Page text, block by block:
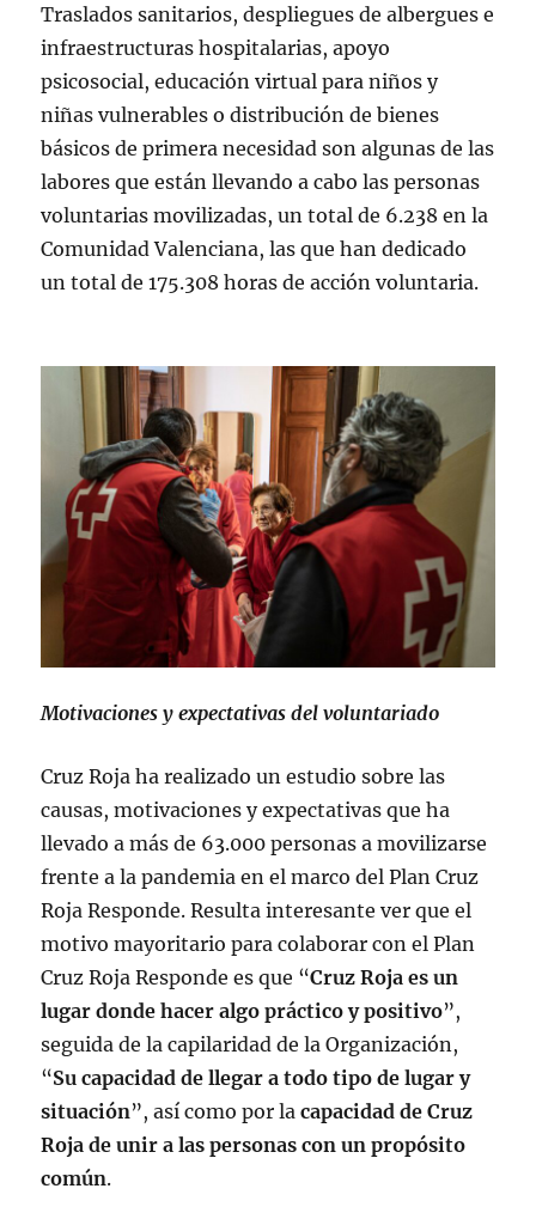
Traslados sanitarios, despliegues de albergues e
infraestructuras hospitalarias, apoyo
psicosocial, educación virtual para niños y
niñas vulnerables o distribución de bienes
básicos de primera necesidad son algunas de las
labores que están llevando a cabo las personas
voluntarias movilizadas, un total de 6.238 en la
Comunidad Valenciana, las que han dedicado
un total de 175.308 horas de acción voluntaria.
Motivaciones y expectativas del voluntariado
Cruz Roja ha realizado un estudio sobre las
causas, motivaciones y expectativas que ha
llevado a más de 63.000 personas a movilizarse
frente a la pandemia en el marco del Plan Cruz
Roja Responde. Resulta interesante ver que el
motivo mayoritario para colaborar con el Plan
Cruz Roja Responde es que “Cruz Roja es un
lugar donde hacer algo práctico y positivo”,
seguida de la capilaridad de la Organización,
“Su capacidad de llegar a todo tipo de lugar y
situación”, así como por lacapacidad de Cruz
Roja de unir a las personas con un propósito
común.